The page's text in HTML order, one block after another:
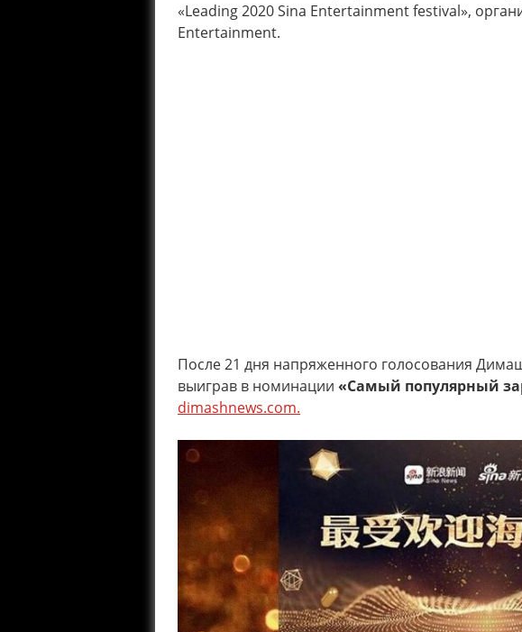
«Leading 2020 Sina Entertainment festival»,
Entertainment.
После 21 дня напряженного голосования
выиграв в номинации «Самый популярный
dimashnews.com.